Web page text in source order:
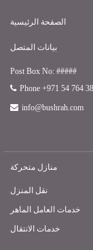
الصفحة الرئيسية
بيانات المتصل
Post Box No: #####
Phone +971 54 764
info@bushrah.com
منازل متحركة
نقل المنزل
خدمات العامل الماهر
خدمات الانتقال